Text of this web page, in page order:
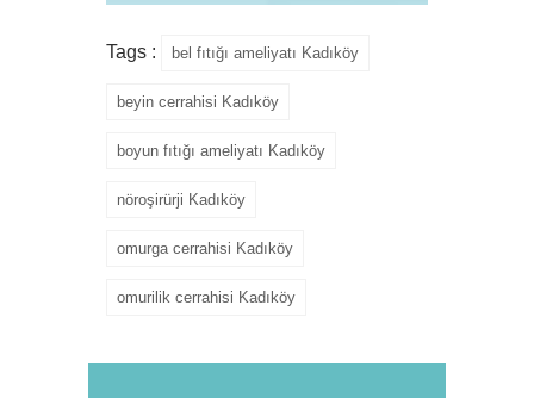
Tags : bel fıtığı ameliyatı Kadıköy
beyin cerrahisi Kadıköy
boyun fıtığı ameliyatı Kadıköy
nöroşirürji Kadıköy
omurga cerrahisi Kadıköy
omurilik cerrahisi Kadıköy